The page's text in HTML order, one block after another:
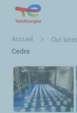
Fil
d'Ariane
Accueil Our
Cedre